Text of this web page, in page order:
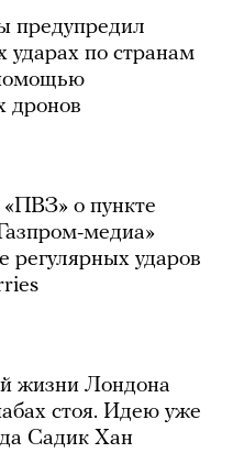
предупредил
ударах по странам
дронов
о пункте
медиа»
регулярных ударов
жизни Лондона
стоя. Идею уже
Садик Хан